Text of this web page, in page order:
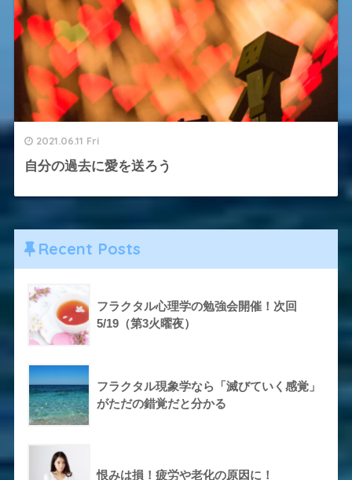
2021.06.11 Fri
自分の過去に愛を送ろう
Recent Posts
フラクタル心理学の勉強会開催！次回
5/19（第3火曜夜）
フラクタル現象学なら「滅びていく感覚」
がただの錯覚だと分かる
恨みは損！疲労や老化の原因に！